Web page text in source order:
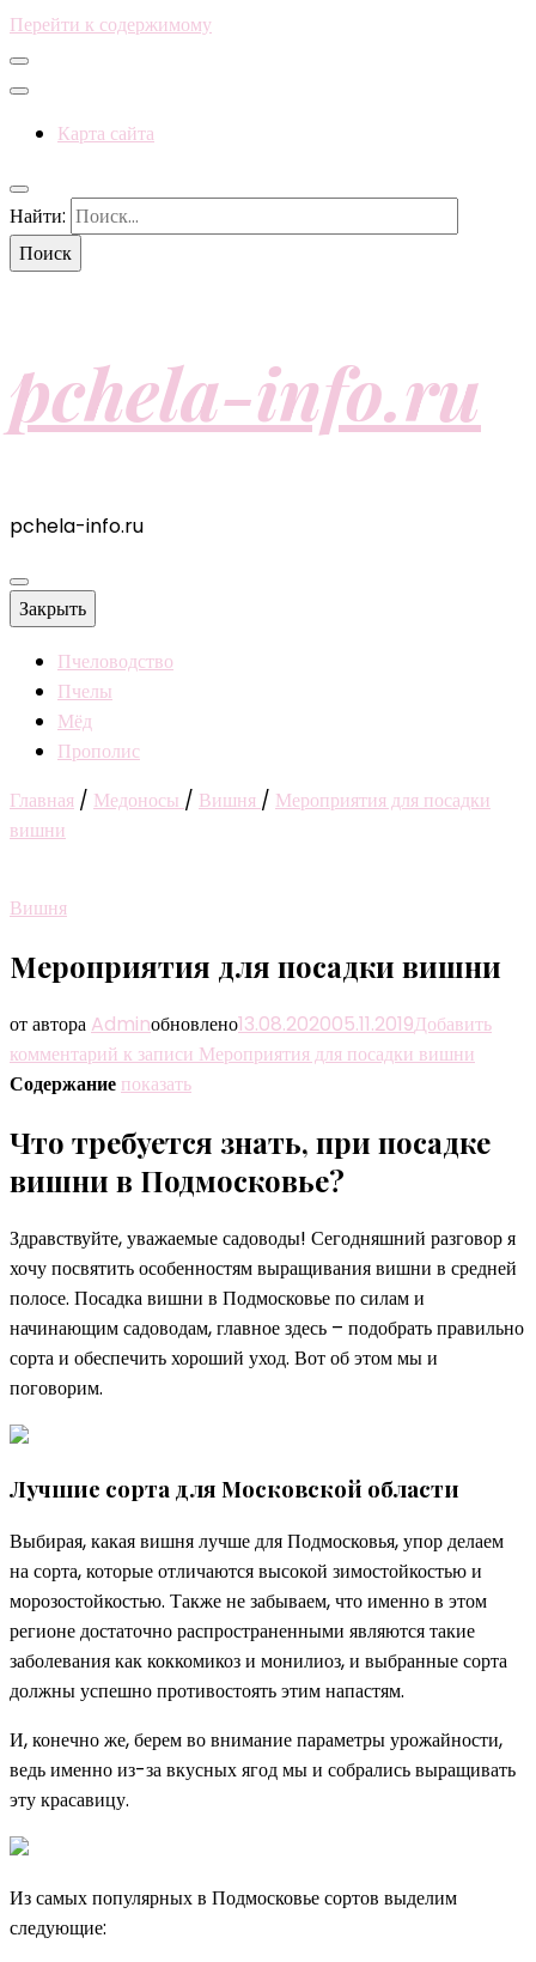
Перейти к содержимому
Карта сайта
Найти:
pchela-info.ru
pchela-info.ru
Закрыть
Пчеловодство
Пчелы
Мёд
Прополис
Главная / Медоносы / Вишня / Мероприятия для посадки
вишни
Вишня
Мероприятия для посадки вишни
от автора Adminобновлено13.08.202005.11.2019Добавить
комментарий к записи Мероприятия для посадки вишни
Содержание показать
Что требуется знать, при посадке
вишни в Подмосковье?
Здравствуйте, уважаемые садоводы! Сегодняшний разговор я
хочу посвятить особенностям выращивания вишни в средней
полосе. Посадка вишни в Подмосковье по силам и
начинающим садоводам, главное здесь – подобрать правильно
сорта и обеспечить хороший уход. Вот об этом мы и
поговорим.
Лучшие сорта для Московской области
Выбирая, какая вишня лучше для Подмосковья, упор делаем
на сорта, которые отличаются высокой зимостойкостью и
морозостойкостью. Также не забываем, что именно в этом
регионе достаточно распространенными являются такие
заболевания как коккомикоз и монилиоз, и выбранные сорта
должны успешно противостоять этим напастям.
И, конечно же, берем во внимание параметры урожайности,
ведь именно из-за вкусных ягод мы и собрались выращивать
эту красавицу.
Из самых популярных в Подмосковье сортов выделим
следующие: